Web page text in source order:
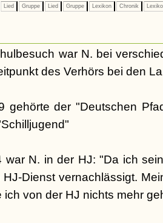
Lied Gruppe Lied Gruppe Lexikon Chronik
war N. bei
des Verhörs bei den
gehörte der "Deutschen
war N. in der HJ: "Da ich
Dienst vernachlässigt.
von der HJ nichts mehr